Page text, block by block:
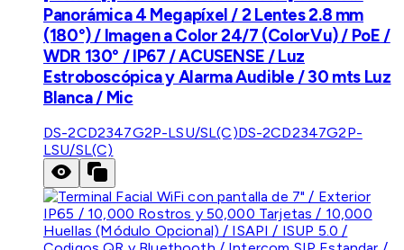
Panorámica 4 Megapíxel / 2 Lentes 2.8 mm
(180°) / Imagen a Color 24/7 (ColorVu) / PoE /
WDR 130° / IP67 / ACUSENSE / Luz
Estroboscópica y Alarma Audible / 30 mts Luz
Blanca / Mic
DS-2CD2347G2P-LSU/SL(C)DS-2CD2347G2P-
LSU/SL(C)